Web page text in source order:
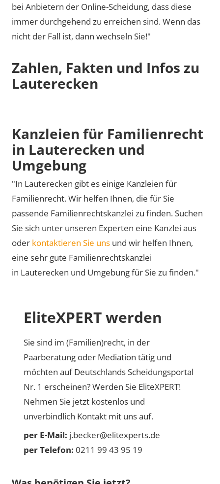
bei Anbietern der Online-Scheidung, dass diese
immer durchgehend zu erreichen sind. Wenn das
nicht der Fall ist, dann wechseln Sie!"
Zahlen, Fakten und Infos zu
Lauterecken
Kanzleien für Familienrecht
in Lauterecken und
Umgebung
"In Lauterecken gibt es einige Kanzleien für
Familienrecht. Wir helfen Ihnen, die für Sie
passende Familienrechtskanzlei zu finden. Suchen
Sie sich unter unseren Experten eine Kanzlei aus
oder kontaktieren Sie uns und wir helfen Ihnen,
eine sehr gute Familienrechtskanzlei
in Lauterecken und Umgebung für Sie zu finden."
EliteXPERT werden
Sie sind im (Familien)recht, in der
Paarberatung oder Mediation tätig und
möchten auf Deutschlands Scheidungsportal
Nr. 1 erscheinen? Werden Sie EliteXPERT!
Nehmen Sie jetzt kostenlos und
unverbindlich Kontakt mit uns auf.
per E-Mail: j.becker@elitexperts.de
per Telefon: 0211 99 43 95 19